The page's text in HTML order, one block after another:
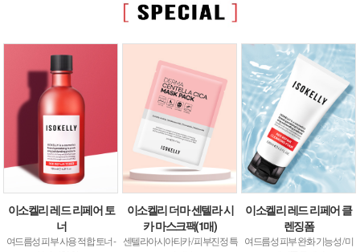
이소켈리 레드 리페어 토
너
여드름성 피부 사용 적합 토너 -
이소켈리 더마 센텔라 시
카 마스크팩(1매)
센텔라아시아티카 / 피부진정 특
이소켈리 레드 리페어 클
렌징폼
여드름성 피부 완화 기능성 / 미